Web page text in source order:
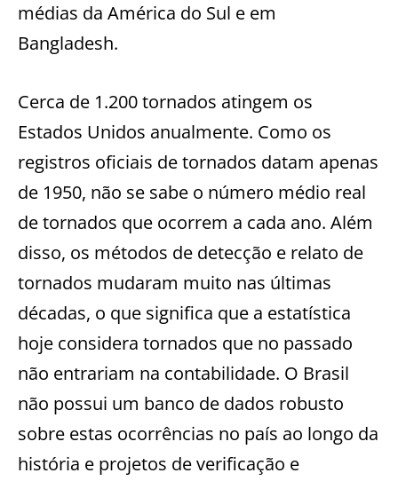
médias da América do Sul e em
Bangladesh.
Cerca de 1.200 tornados atingem os
Estados Unidos anualmente. Como os
registros oficiais de tornados datam apenas
de 1950, não se sabe o número médio real
de tornados que ocorrem a cada ano. Além
disso, os métodos de detecção e relato de
tornados mudaram muito nas últimas
décadas, o que significa que a estatística
hoje considera tornados que no passado
não entrariam na contabilidade. O Brasil
não possui um banco de dados robusto
sobre estas ocorrências no país ao longo da
história e projetos de verificação e